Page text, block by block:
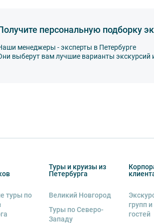
автобусного
на экскурсии.
персональную подборку
менеджеры - эксперты в Петербурге
выберут вам лучшие варианты экскурсий
туры по
Туры и круизы из
Петербурга
Великий Новгород
Туры по Северо-
Западу
групп
гостей